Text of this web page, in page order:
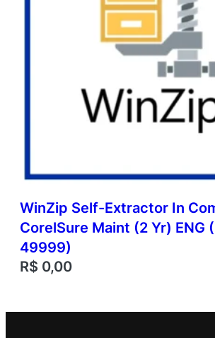
WinZip Self-Extractor In
CorelSure Maint (2 Yr) ENG
49999)
R$ 0,00